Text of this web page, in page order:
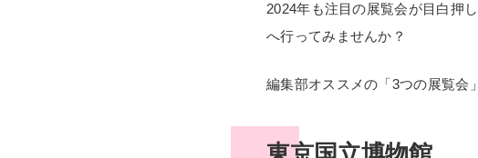
2024年も注目の展覧会が目白押
へ行ってみませんか？
編集部オススメの「3つの展覧会